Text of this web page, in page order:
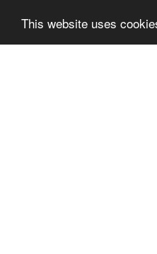
This website uses
Information